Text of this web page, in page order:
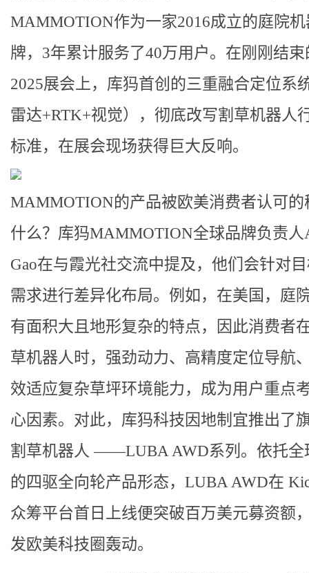
MAMMOTION作为一家2016成立的庭院
牌，3年累计服务了40万用户。在刚刚结束
2025展会上，库犸首创的三重融合定位系
雷达+RTK+视觉），彻底改写割草机器人
标准，在展会现场获得巨大反响。
MAMMOTION的产品被欧美消费者认可的
什么？库犸MAMMOTION全球品牌负责人
Gao在与霞光社交流中提及，他们会针对
需求进行差异化布局。例如，在美国，庭
有面积大且地形复杂的特点，因此消费者
草机器人时，强劲动力、高精度定位导航
效适应复杂草坪环境能力，成为用户重点
心因素。对此，库犸科技因地制宜推出了
割草机器人 ——LUBA AWD系列。依托全
的四驱全向轮产品形态，LUBA AWD在
众筹平台首日上线便突破百万美元募资额
发欧美科技圈轰动。